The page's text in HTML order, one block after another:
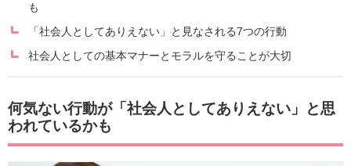
も
「社会人としてありえない」と見なされる7つの行動
社会人としての基本マナーとモラルを守ることが大切
何気ない行動が「社会人としてありえない」と思
われているかも